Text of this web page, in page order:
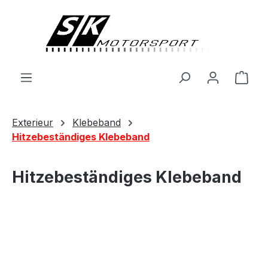
Exterieur
Klebeband
Hitzebeständiges Klebeband
Hitzebeständiges Klebeband